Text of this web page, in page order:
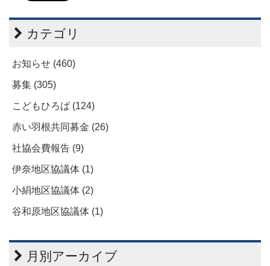
カテゴリ
お知らせ (460)
募集 (305)
こどもひろば (124)
赤い羽根共同募金 (26)
社協会費報告 (9)
伊奈地区協議体 (1)
小絹地区協議体 (2)
谷和原地区協議体 (1)
月別アーカイブ